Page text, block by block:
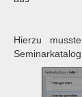
Hierzu